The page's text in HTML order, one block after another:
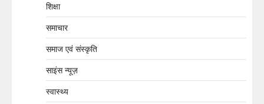
शिक्षा
समाचार
समाज एवं संस्कृति
साइंस न्यूज़
स्वास्थ्य